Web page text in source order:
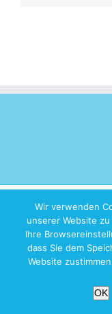
Copyright 2026 iZen
Wir verwenden
unserer Website
Ihre
dass Sie dem
Website
OK